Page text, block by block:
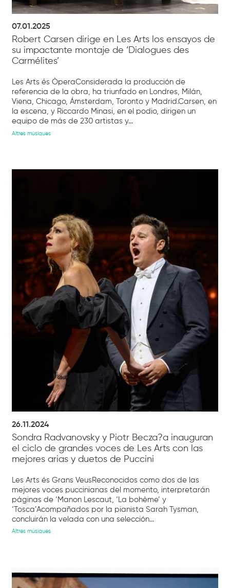
07.01.2025
Robert Carsen dirige en Les Arts los ensayos de
su impactante montaje de ‘Dialogues des
Carmélites’
Les Arts és ÒperaConsiderada la producción de
referencia de la obra, ha triunfado en Londres, Milán,
Viena, Chicago, Ámsterdam, Toronto y Madrid.Carsen, en
la escena, y Riccardo Minasi, en el podio, dirigen un
equipo de más de 230 artistas y...
Altres músiques
26.11.2024
Sondra Radvanovsky y Piotr Becza?a inauguran
el ciclo de grandes voces de Les Arts con las
mejores arias y duetos de Puccini
Les Arts és Grans VeusReconocidos como dos de las
mejores voces puccinianas del momento, interpretarán
páginas de ‘Manon Lescaut, ‘La bohème’ y
‘Tosca’Acompañados por la pianista Sarah Tysman,
concluirán la velada con una selección...
Altres músiques